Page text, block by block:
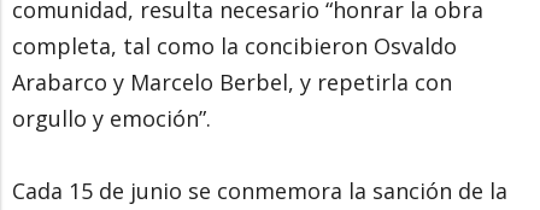
comunidad, resulta necesario “honrar la obra
completa, tal como la concibieron Osvaldo
Arabarco y Marcelo Berbel, y repetirla con
orgullo y emoción”.
Cada 15 de junio se conmemora la sanción de la